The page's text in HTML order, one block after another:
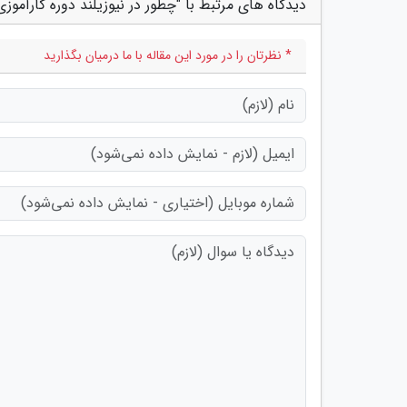
دیدگاه های مرتبط با "چطور در نیوزیلند دوره
* نظرتان را در مورد این مقاله با ما درمیان بگذارید